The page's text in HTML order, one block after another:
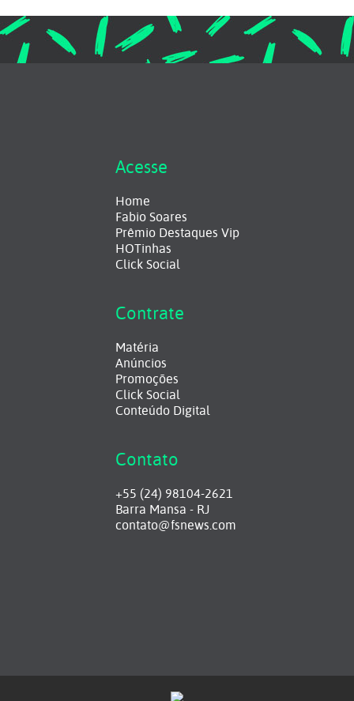
Acesse
Home
Fabio Soares
Prêmio Destaques Vip
HOTinhas
Click Social
Contrate
Matéria
Anúncios
Promoções
Click Social
Conteúdo Digital
Contato
+55 (24) 98104-2621
Barra Mansa - RJ
contato@fsnews.com